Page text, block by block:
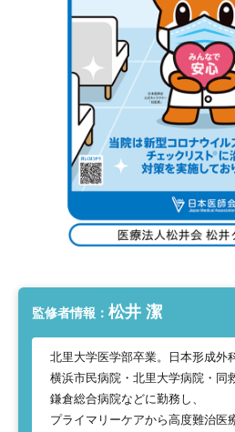
監修者情報： 松井 潔
北里大学医学部卒業。日本形成外
横浜市民病院・北里大学病院・同
鎌倉総合病院などに勤務し、
プライマリーケアから高度難治医